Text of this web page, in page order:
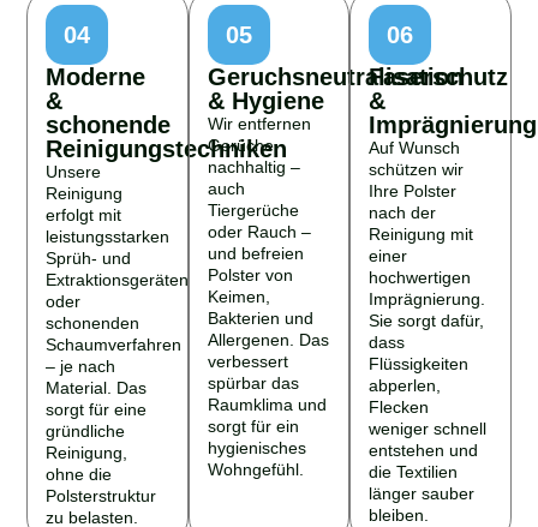
04
Moderne
&
schonende
Reinigungstechniken
Unsere
Reinigung
erfolgt mit
leistungsstarken
Sprüh- und
Extraktionsgeräten
oder
schonenden
Schaumverfahren
– je nach
Material. Das
sorgt für eine
gründliche
Reinigung,
ohne die
Polsterstruktur
zu belasten.
05
Geruchsneutralisation
& Hygiene
Wir entfernen
Gerüche
nachhaltig –
auch
Tiergerüche
oder Rauch –
und befreien
Polster von
Keimen,
Bakterien und
Allergenen. Das
verbessert
spürbar das
Raumklima und
sorgt für ein
hygienisches
Wohngefühl.
06
Faserschutz
&
Imprägnierung
Auf Wunsch
schützen wir
Ihre Polster
nach der
Reinigung mit
einer
hochwertigen
Imprägnierung.
Sie sorgt dafür,
dass
Flüssigkeiten
abperlen,
Flecken
weniger schnell
entstehen und
die Textilien
länger sauber
bleiben.